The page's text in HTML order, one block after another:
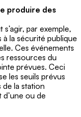
produire des
par exemple,
la sécurité publique
Ces événements
ressources du
prévues. Ceci
les seuils prévus
de la station
ou de